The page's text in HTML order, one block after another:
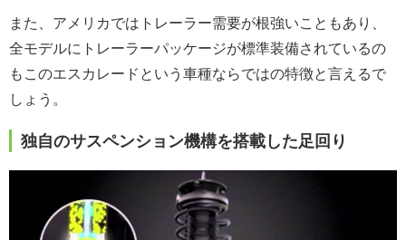
また、アメリカではトレーラー需要が根強いこともあり、
全モデルにトレーラーパッケージが標準装備されているの
もこのエスカレードという車種ならではの特徴と言えるで
しょう。
独自のサスペンション機構を搭載した足回り